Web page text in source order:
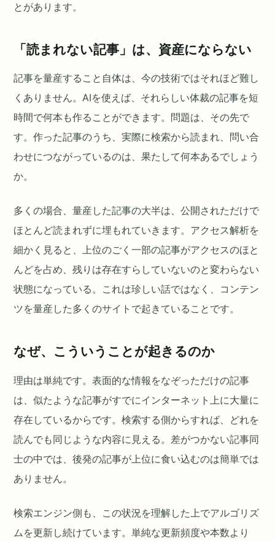
とがあります。
「読まれない記事」は、資産にならない
記事を量産すること自体は、今の技術ではそれほど難し
くありません。AIを使えば、それらしい体裁の記事を短
時間で何本も作ることができます。問題は、その先で
す。作った記事のうち、実際に検索から読まれ、問い合
わせにつながっているのは、果たして何本あるでしょう
か。
多くの場合、量産した記事の大半は、公開されただけで
ほとんど読まれずに埋もれていきます。アクセス解析を
細かく見ると、上位のごく一部の記事がアクセスのほと
んどを占め、残りは存在すらしていないのと変わらない
状態になっている。これは珍しい話ではなく、コンテン
ツを量産した多くのサイトで起きていることです。
なぜ、こういうことが起きるのか
理由は単純です。表面的な情報をなぞっただけの記事
は、似たような記事がすでにインターネット上に大量に
存在しているからです。検索する側からすれば、どれを
読んでも同じような内容に見える。差がつかない記事同
士の中では、後発の記事が上位に食い込むのは簡単では
ありません。
検索エンジン側も、この状況を理解した上でアルゴリズ
ムを更新し続けています。単純な更新頻度や本数より